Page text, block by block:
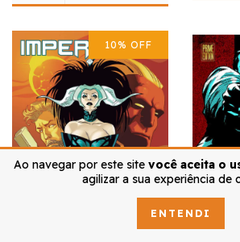
Ao navegar por este site você aceita o
agilizar a sua experiência de
ENTENDI
10% OFF